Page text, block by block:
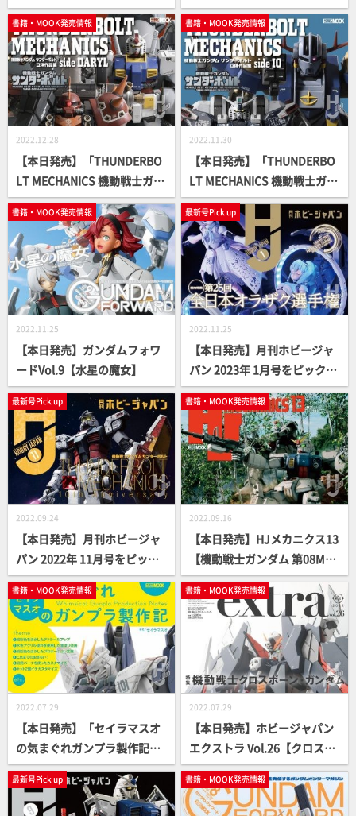
プラ簡単フィニッシュのスス
メ～ 懐かしのキット編【ガン
プラ How To MOOK】
ム】
書籍・MOOK発売情報
2022.12.28
【本日発売】「THUNDERBO
LT MECHANICS 機動戦士ガン
ダム サンダーボルト 立体作品
集 side DARYL」【第2弾】
書籍・MOOK発売情報
2022.11.30
【本日発売】「THUNDERBO
LT MECHANICS 機動戦士ガン
ダム サンダーボルト 立体作品
集 side IO」【第1弾】
書籍・MOOK発売情報
2022.11.25
【本日発売】ガンダムフォワ
ードVol.9【水星の魔女】
最新号Pick up
2022.11.25
【本日発売】月刊ホビージャ
パン 2023年 1月号をピックア
ップ！
最新号Pick up
2022.09.24
【本日発売】月刊ホビージャ
パン 2022年 11月号をピック
アップ！
書籍・MOOK発売情報
2022.09.16
【本日発売】HJメカニクス13
【機動戦士ガンダム 第08MS
小隊】
書籍・MOOK発売情報
2022.07.29
【本日発売】「セイラマスオ
の気まぐれガンプラ製作記」
【How To】
書籍・MOOK発売情報
2022.07.29
【本日発売】ホビージャパン
エクストラ Vol.26【クロスボ
ーン・ガンダム】
最新号Pick up 書籍・MOOK発売情報